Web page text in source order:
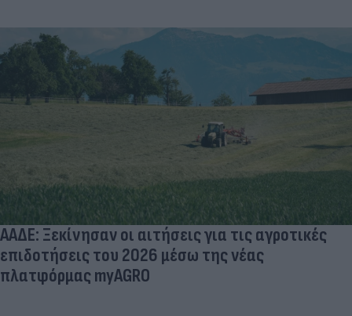
ΑΑΔΕ: Ξεκίνησαν οι αιτήσεις για τις αγροτικές
επιδοτήσεις του 2026 μέσω της νέας
πλατφόρμας myAGRO